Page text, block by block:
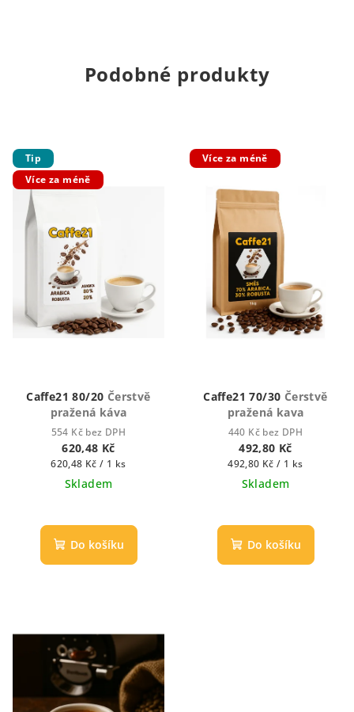
Podobné produkty
Tip
Více za méně
Caffe21 80/20 Čerstvě
pražená káva
554 Kč bez DPH
620,48 Kč
Měrná
cena:
620,48 Kč / 1 ks
Skladem
hodnocení
produktu
Do košíku
Více za méně
Caffe21 70/30 Čerstvě
pražená kava
440 Kč bez DPH
492,80 Kč
Měrná
cena:
492,80 Kč / 1 ks
Skladem
Do košíku